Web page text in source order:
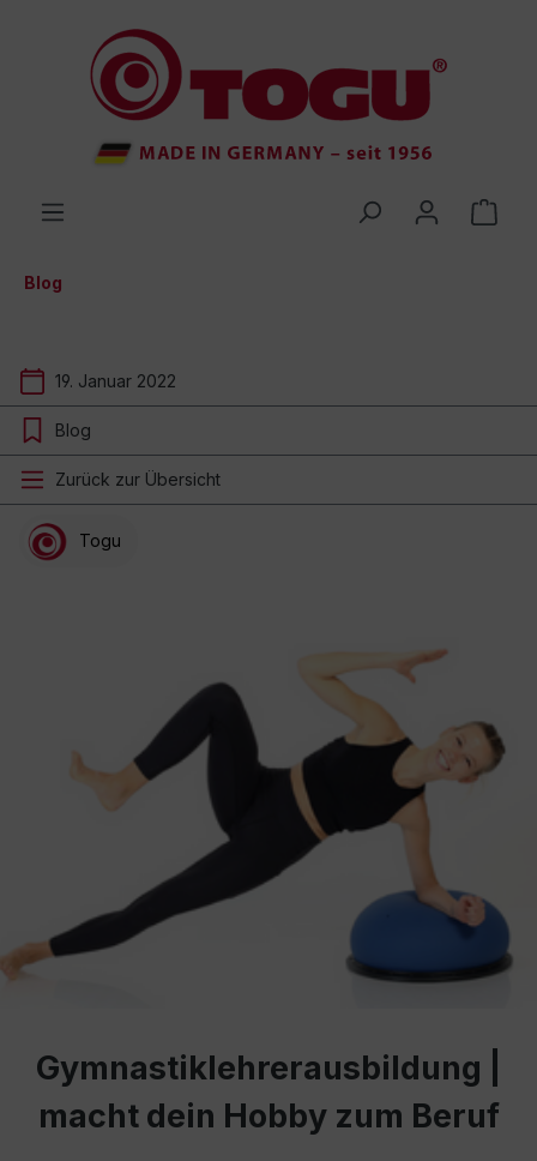
springen
Blog
19. Januar 2022
Blog
Zurück zur Übersicht
Togu
Gymnastiklehrerausbildung |
macht dein Hobby zum Beruf